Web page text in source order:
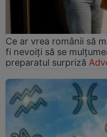
Ce ar vrea românii să
fi nevoiți să se
preparatul surpriză